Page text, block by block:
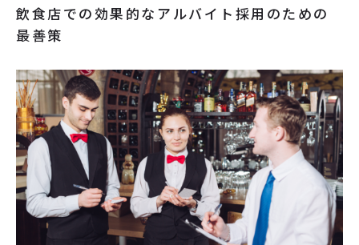
飲食店での効果的なアルバイト採用のための
最善策